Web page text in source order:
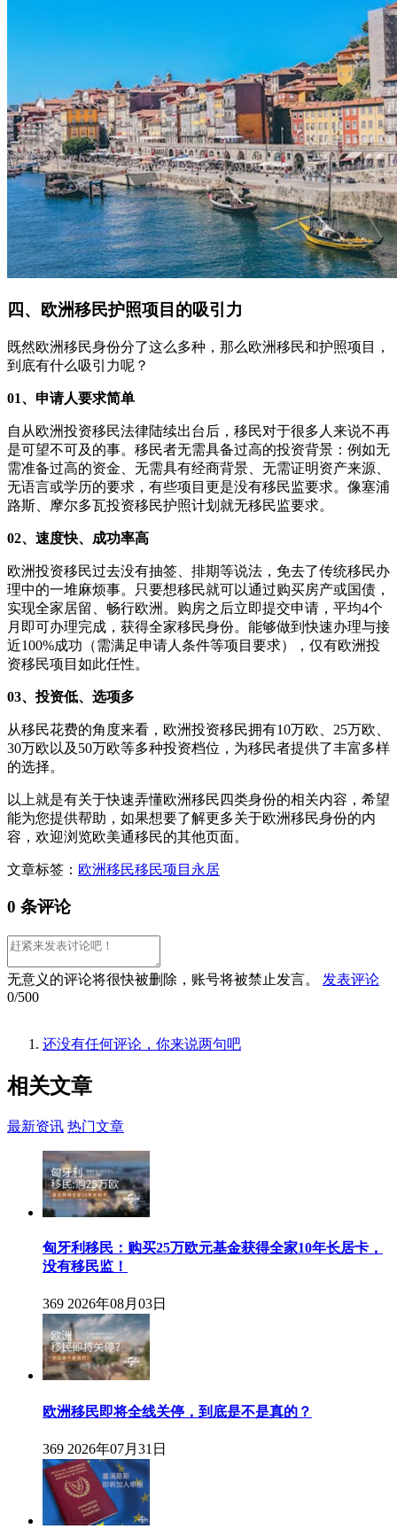
四、欧洲移民护照项目的吸引力
既然欧洲移民身份分了这么多种，那么欧洲移民和护照项目，
到底有什么吸引力呢？
01、申请人要求简单
自从欧洲投资移民法律陆续出台后，移民对于很多人来说不再
是可望不可及的事。移民者无需具备过高的投资背景：例如无
需准备过高的资金、无需具有经商背景、无需证明资产来源、
无语言或学历的要求，有些项目更是没有移民监要求。像塞浦
路斯、摩尔多瓦投资移民护照计划就无移民监要求。
02、速度快、成功率高
欧洲投资移民过去没有抽签、排期等说法，免去了传统移民办
理中的一堆麻烦事。只要想移民就可以通过购买房产或国债，
实现全家居留、畅行欧洲。购房之后立即提交申请，平均4个
月即可办理完成，获得全家移民身份。能够做到快速办理与接
近100%成功（需满足申请人条件等项目要求），仅有欧洲投
资移民项目如此任性。
03、投资低、选项多
从移民花费的角度来看，欧洲投资移民拥有10万欧、25万欧、
30万欧以及50万欧等多种投资档位，为移民者提供了丰富多样
的选择。
以上就是有关于快速弄懂欧洲移民四类身份的相关内容，希望
能为您提供帮助，如果想要了解更多关于欧洲移民身份的内
容，欢迎浏览欧美通移民的其他页面。
文章标签： 欧洲移民移民项目 永居
0 条评论
无意义的评论将很快被删除，账号将被禁止发言。
发表评论
0/500
还没有任何评论，你来说两句吧
相关文章
最新资讯 热门文章
匈牙利移民：购买25万欧元基金获得全家10年长居卡，
没有移民监！
369 2026年08月03日
欧洲移民即将全线关停，到底是不是真的？
369 2026年07月31日